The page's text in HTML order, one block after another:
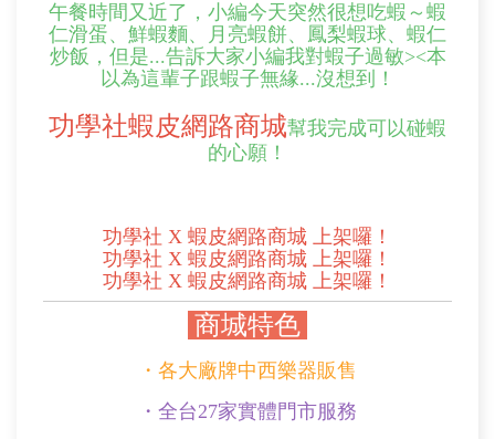
午餐時間又近了，小編今天突然很想吃蝦～蝦
仁滑蛋、鮮蝦麵、月亮蝦餅、鳳梨蝦球、蝦仁
炒飯，但是...告訴大家小編我對蝦子過敏><本
以為這輩子跟蝦子無緣...沒想到！
功學社蝦皮網路商城幫我完成可以碰蝦
的心願！
功學社 X 蝦皮網路商城 上架囉！
功學社 X 蝦皮網路商城 上架囉！
功學社 X 蝦皮網路商城 上架囉！
商城特色
・各大廠牌中西樂器販售
・ 全台27家實體門市服務